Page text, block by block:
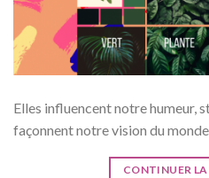
Elles influencent notre humeur,
façonnent notre vision du
CONTINUER